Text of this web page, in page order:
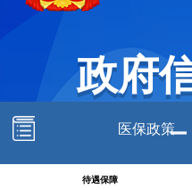
政府
医保政策
待遇保障